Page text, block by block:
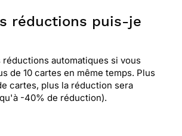
réductions puis-je
réductions automatiques si vous
de 10 cartes en même temps. Plus
cartes, plus la réduction sera
-40% de réduction).